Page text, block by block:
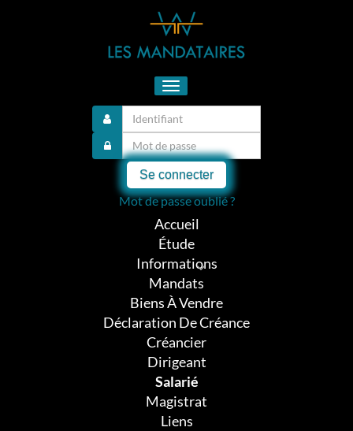
Toggle
navigation
Se connecter
Mot de passe oublié ?
Accueil
Étude
Informations
Mandats
Biens À Vendre
Déclaration De Créance
Créancier
Dirigeant
Salarié
Magistrat
Liens